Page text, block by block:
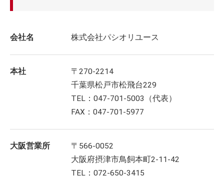
会社名 株式会社パシオリユース
本社
〒270-2214
千葉県松戸市松飛台229
TEL：047-701-5003（代表）
FAX：047-701-5977
大阪営業所
〒566-0052
大阪府摂津市鳥飼本町2-11-42
TEL：072-650-3415